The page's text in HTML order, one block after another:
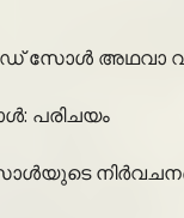
സോൾ അഥവാ
പരിചയം